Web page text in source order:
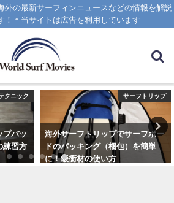
外の最新サーフィンニュースなどの情報を解説
！＊当サイトは広告を利用しています
クニック
プバッ
練習方
サーフトリップ
海外サーフトリップでサーフボー
ドのパッキング（梱包）を簡単
に！緩衝材の使い方